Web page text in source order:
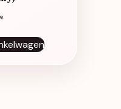
prijs was: € 12,04.
prijs is: € 6,01.